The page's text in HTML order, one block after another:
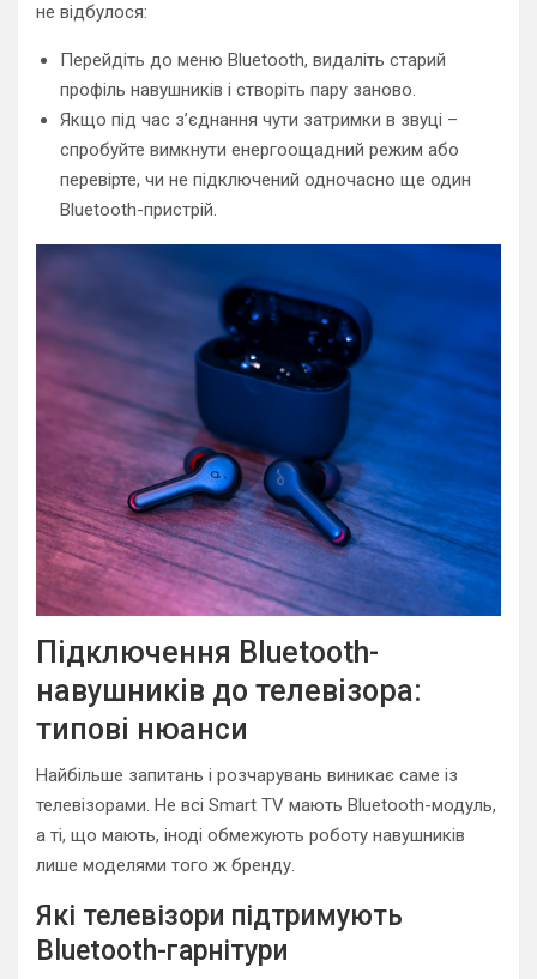
не відбулося:
Перейдіть до меню Bluetooth, видаліть старий
профіль навушників і створіть пару заново.
Якщо під час з’єднання чути затримки в звуці –
спробуйте вимкнути енергоощадний режим або
перевірте, чи не підключений одночасно ще один
Bluetooth-пристрій.
Підключення Bluetooth-
навушників до телевізора:
типові нюанси
Найбільше запитань і розчарувань виникає саме із
телевізорами. Не всі Smart TV мають Bluetooth-модуль,
а ті, що мають, іноді обмежують роботу навушників
лише моделями того ж бренду.
Які телевізори підтримують
Bluetooth-гарнітури